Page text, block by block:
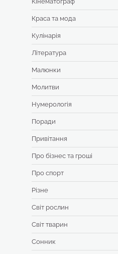
Краса та мода
Кулінарія
Література
Малюнки
Молитви
Нумерологія
Поради
Привітання
Про бізнес та гроші
Про спорт
Різне
Світ рослин
Світ тварин
Сонник